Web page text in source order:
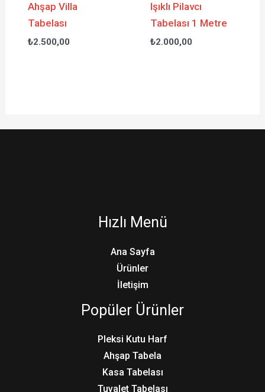
Ahşap Villa
Tabelası
₺2.500,00
Işıklı Pilavcı
Tabelası 1 Metre
₺2.000,00
Hızlı Menü
Ana Sayfa
Ürünler
İletişim
Popüler Ürünler
Pleksi Kutu Harf
Ahşap Tabela
Kasa Tabelası
Tuvalet Tabelası